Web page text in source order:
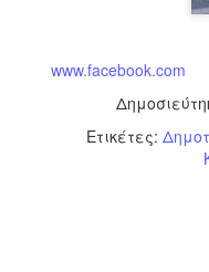
www.facebook.com
Ετικέτες: